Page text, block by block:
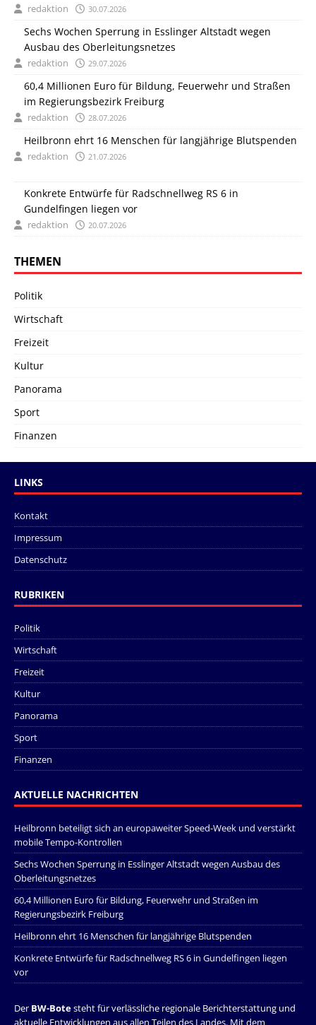
redaktion 30.07.2026
Sechs Wochen Sperrung in Esslinger Altstadt wegen
Ausbau des Oberleitungsnetzes
redaktion 29.07.2026
60,4 Millionen Euro für Bildung, Feuerwehr und Straßen
im Regierungsbezirk Freiburg
redaktion 28.07.2026
Heilbronn ehrt 16 Menschen für langjährige Blutspenden
redaktion 21.07.2026
Konkrete Entwürfe für Radschnellweg RS 6 in
Gundelfingen liegen vor
redaktion 20.07.2026
THEMEN
Politik
Wirtschaft
Freizeit
Kultur
Panorama
Sport
Finanzen
LINKS
Kontakt
Impressum
Datenschutz
RUBRIKEN
Politik
Wirtschaft
Freizeit
Kultur
Panorama
Sport
Finanzen
AKTUELLE NACHRICHTEN
Heilbronn beteiligt sich an europaweiter Speed-Week und verstärkt
mobile Tempo-Kontrollen
Sechs Wochen Sperrung in Esslinger Altstadt wegen Ausbau des
Oberleitungsnetzes
60,4 Millionen Euro für Bildung, Feuerwehr und Straßen im
Regierungsbezirk Freiburg
Heilbronn ehrt 16 Menschen für langjährige Blutspenden
Konkrete Entwürfe für Radschnellweg RS 6 in Gundelfingen liegen
vor
Der BW-Botesteht für verlässliche regionale Berichterstattung und
aktuelle Entwicklungen aus allen Teilen des Landes. Mit dem